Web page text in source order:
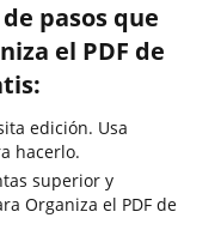
pasos que
el PDF de
edición. Usa
hacerlo.
superior y
Organiza el PDF de